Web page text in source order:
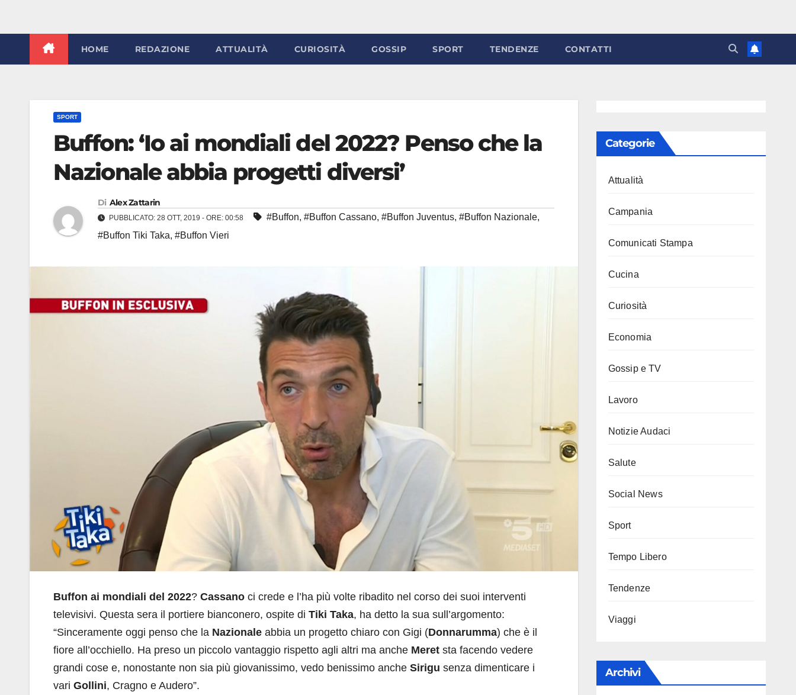
HOME REDAZIONE ATTUALITÀ CURIOSITÀ GOSSIP SPORT TENDENZE CONTATTI
SPORT
Buffon: ‘Io ai mondiali del 2022? Penso che la
Nazionale abbia progetti diversi’
Di Alex Zattarin
PUBBLICATO: 28 OTT, 2019 - ORE: 00:58 #Buffon, #Buffon Cassano, #Buffon Juventus, #Buffon Nazionale,
#Buffon Tiki Taka, #Buffon Vieri
Buffon ai mondiali del 2022? Cassano ci crede e l’ha più volte ribadito nel corso dei suoi interventi
televisivi. Questa sera il portiere bianconero, ospite di Tiki Taka, ha detto la sua sull’argomento:
“Sinceramente oggi penso che la Nazionale abbia un progetto chiaro con Gigi (Donnarumma) che è il
fiore all’occhiello. Ha preso un piccolo vantaggio rispetto agli altri ma anche Meret sta facendo vedere
grandi cose e, nonostante non sia più giovanissimo, vedo benissimo anche Sirigu senza dimenticare i
vari Gollini, Cragno e Audero”.
Categorie
Attualità
Campania
Comunicati Stampa
Cucina
Curiosità
Economia
Gossip e TV
Lavoro
Notizie Audaci
Salute
Social News
Sport
Tempo Libero
Tendenze
Viaggi
Archivi